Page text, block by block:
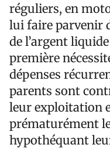
réguliers, en
lui faire parvenir
de l’argent
première
dépenses
parents sont
leur exploitation
prématurément
hypothéquant